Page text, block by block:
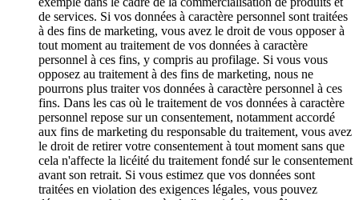
de services. Si vos données à caractère personnel sont traitées
à des fins de marketing, vous avez le droit de vous opposer à
tout moment au traitement de vos données à caractère
personnel à ces fins, y compris au profilage. Si vous vous
opposez au traitement à des fins de marketing, nous ne
pourrons plus traiter vos données à caractère personnel à ces
fins. Dans les cas où le traitement de vos données à caractère
personnel repose sur un consentement, notamment accordé
aux fins de marketing du responsable du traitement, vous avez
le droit de retirer votre consentement à tout moment sans que
cela n'affecte la licéité du traitement fondé sur le consentement
avant son retrait. Si vous estimez que vos données sont
traitées en violation des exigences légales, vous pouvez